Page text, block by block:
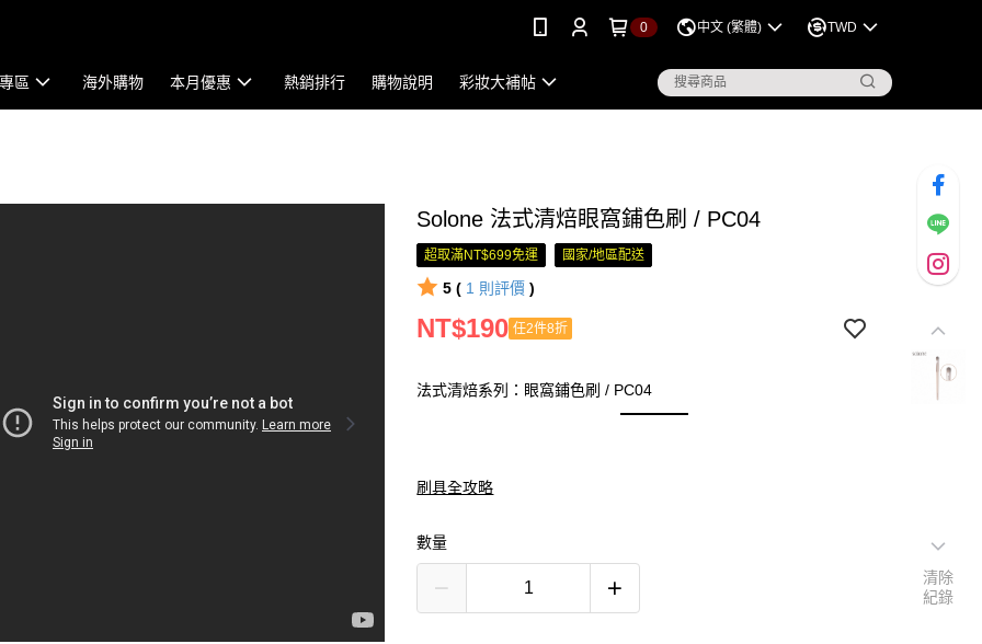
0 中文 (繁體) TWD
區 海外購物 本月優惠 熱銷排行 購物說明 彩妝大補帖
Solone 法式清焙眼窩鋪色刷 / PC04
超取滿NT$699免運 國家/地區配送
5 ( 1 則評價 )
NT$190 任2件8折
法式清焙系列：眼窩鋪色刷 / PC04
刷具全攻略
數量
清除
紀錄